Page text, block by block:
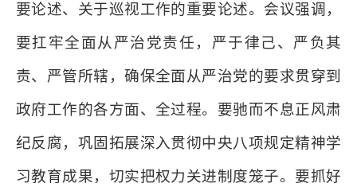
要论述、关于巡视工作的重要论述。会议强调，
要扛牢全面从严治党责任，严于律己、严负其
责、严管所辖，确保全面从严治党的要求贯穿到
政府工作的各方面、全过程。要驰而不息正风肃
纪反腐，巩固拓展深入贯彻中央八项规定精神学
习教育成果，切实把权力关进制度笼子。要抓好